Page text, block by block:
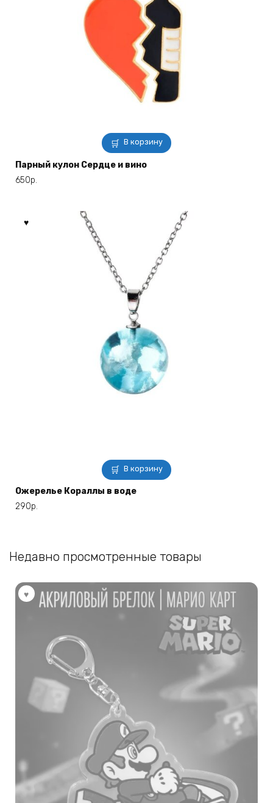
В корзину
Парный кулон Сердце и вино
650р.
В корзину
Ожерелье Кораллы в воде
290р.
Недавно просмотренные товары